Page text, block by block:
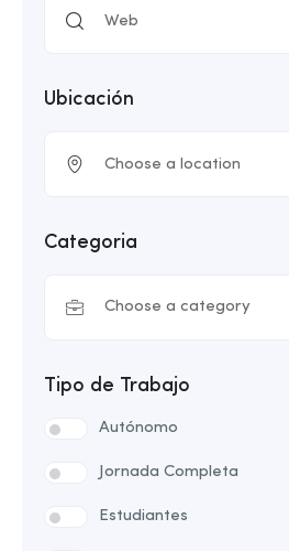
Ubicación
Categoria
Choose a category
Tipo de Trabajo
Autónomo
Jornada Completa
Estudiantes